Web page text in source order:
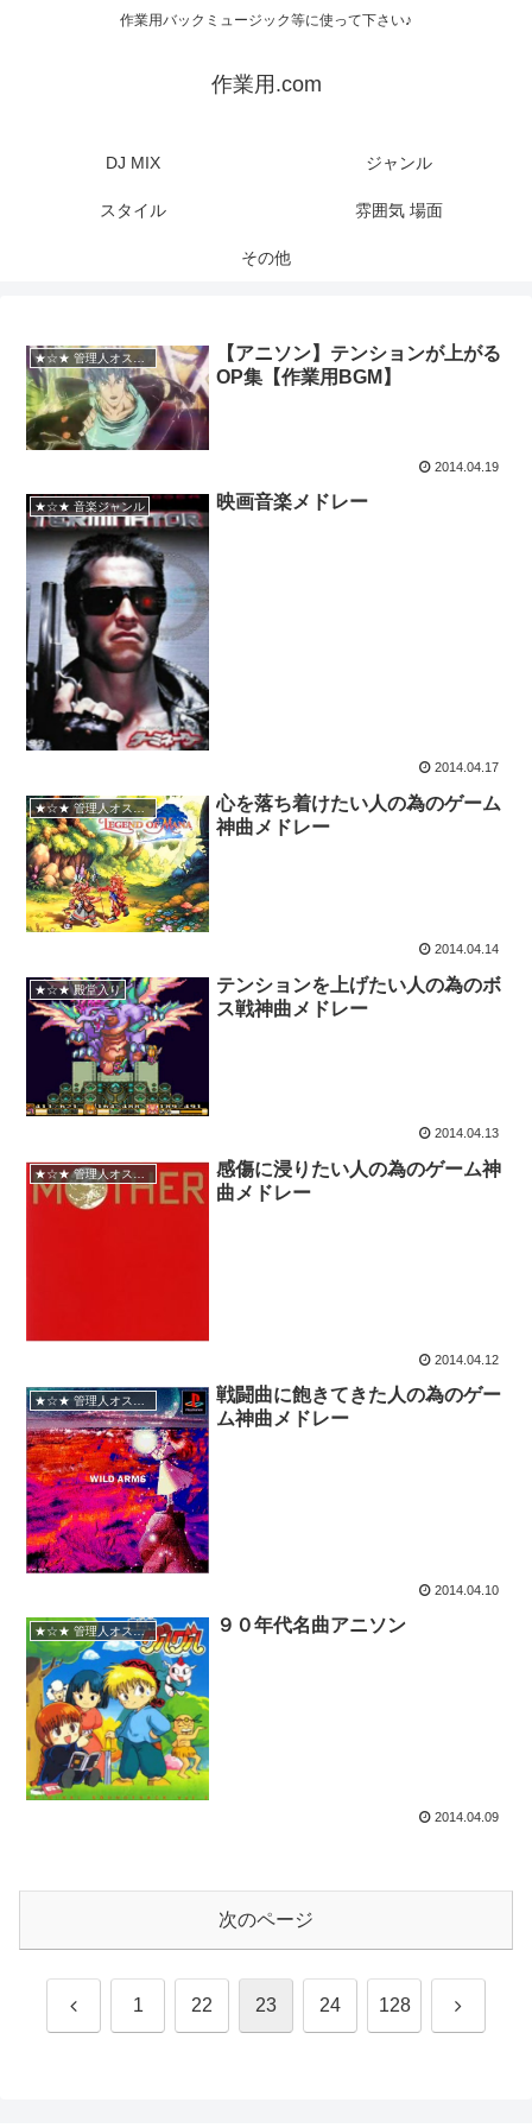
作業用バックミュージック等に使って下さい♪
作業用.com
DJ MIX ジャンル
スタイル 雰囲気 場面
その他
【アニソン】テンションが上がる
OP集【作業用BGM】
2014.04.19
★☆★ 音楽ジャンル 映画音楽メドレー
2014.04.17
★☆★ 管理人オススメ
心を落ち着けたい人の為のゲーム
神曲メドレー
2014.04.14
★☆★ 殿堂入り
テンションを上げたい人の為のボ
ス戦神曲メドレー
2014.04.13
★☆★ 管理人オススメ
感傷に浸りたい人の為のゲーム神
曲メドレー
2014.04.12
戦闘曲に飽きてきた人の為のゲー
ム神曲メドレー
2014.04.10
★☆★ 管理人オススメ ９０年代名曲アニソン
2014.04.09
次のページ
前 1 22 23 24 128 次